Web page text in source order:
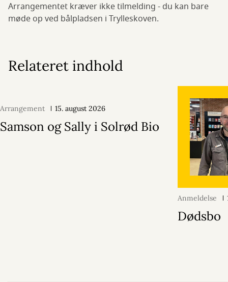
Arrangementet kræver ikke tilmelding - du kan bare
møde op ved bålpladsen i Trylleskoven.
Relateret indhold
Arrangement 15. august 2026
Samson og Sally i Solrød Bio
Anmeldelse
Dødsbo